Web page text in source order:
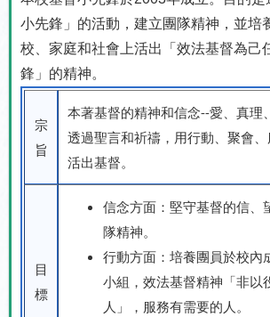
小先鋒」的活動，建立團隊精神，並培
校、家庭和社會上活出「效法基督為己
鋒」的精神。
宗
旨
本著基督的精神和信念--愛、真理
透過聖言和祈禱，用行動、聚會
活出基督。
目
標
信念方面：堅守基督的信、
隊精神。
行動方面：培養團員於校內
小組，效法基督精神「非以
人」，服務有需要的人。